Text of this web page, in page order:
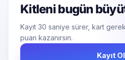
Kitleni bugün
Kayıt 30 saniye sürer, kart
puan kazanırsın.
Kayıt Ol